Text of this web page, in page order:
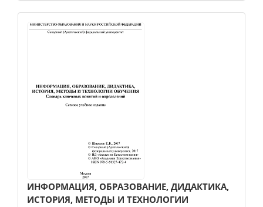
ИНФОРМАЦИЯ, ОБРАЗОВАНИЕ, ДИДАКТИКА,
ИСТОРИЯ, МЕТОДЫ И ТЕХНОЛОГИИ